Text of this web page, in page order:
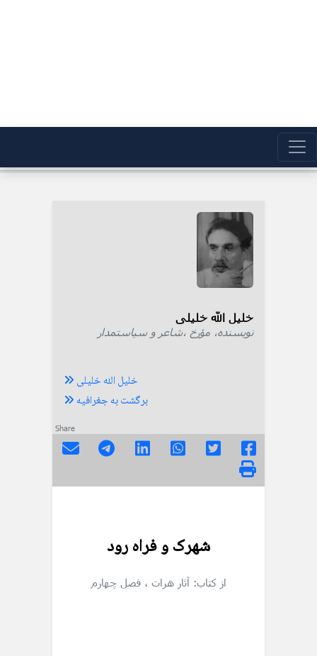
خلیل الله خلیلی
نویسنده، مؤرخ ،شاعر و سیاستمدار
خلیل الله خلیلی
برگشت به جغرافیه
Share
شهرک و فراه رود
از کتاب: آثار هرات ، فصل چهارم